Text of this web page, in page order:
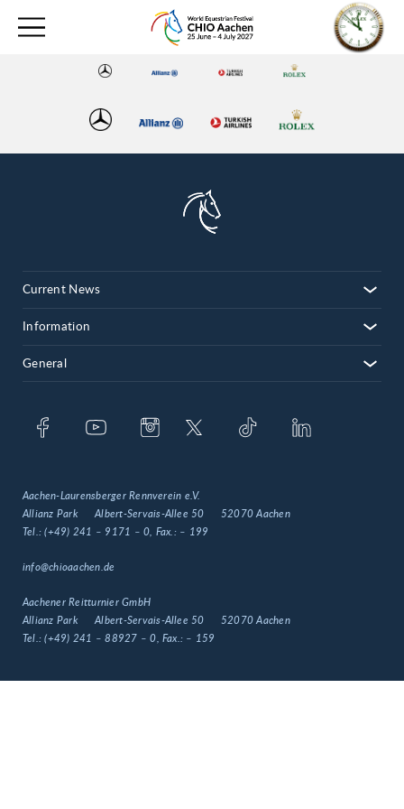
Current News
Information
General
Aachen-Laurensberger Rennverein e.V.
Allianz Park
Albert-Servais-Allee 50
52070 Aachen
Tel.:(+49) 241 – 9171 – 0 , Fax.: – 199
info@chioaachen.de
Aachener Reitturnier GmbH
Allianz Park
Albert-Servais-Allee 50
52070 Aachen
Tel.:(+49) 241 – 88927 – 0 , Fax.: – 159